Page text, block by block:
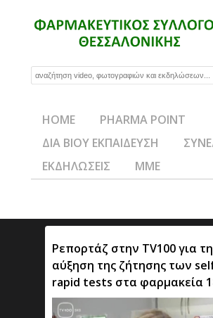
HOME
PHARMA POINT
ΔΙΑ ΒΙΟΥ ΕΚΠΑΙΔΕΥΣΗ
ΕΚΔΗΛΩΣΕΙΣ
ΜΜΕ
Ρεπορτάζ στην TV100 για
αύξηση της ζήτησης των
rapid tests στα φαρμακεία